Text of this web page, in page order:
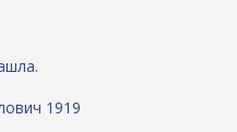
1919